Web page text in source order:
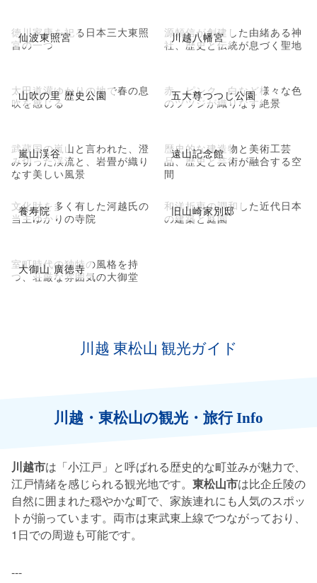
仙波東照宮
徳川家康を祀る日本三大東照
宮の一つ
川越八幡宮
源頼信が創建した由緒ある神
社、歴史と伝統が息づく聖地
山吹の里 歴史公園
太田道灌ゆかりの地で春の息
吹を感じる
五大尊つつじ公園
赤、ピンク、白など様々な色
のツツジが織りなす絶景
嵐山渓谷
武蔵国の嵐山と言われた、澄
み切った渓流と、岩畳が織り
なす美しい風景
遠山記念館
歴史的な建造物と美術工芸
品、歴史と芸術が融合する空
間
養寿院
文化財を多く有した河越氏の
当主ゆかりの寺院
旧山崎家別邸
和洋折衷の調和した近代日本
の建築と庭園
大御山 廣徳寺
室町時代の独特の風格を持
つ、荘厳な雰囲気の大御堂
川越 東松山 観光ガイド
川越・東松山の観光・旅行 Info
川越市は「小江戸」と呼ばれる歴史的な町並みが魅力で、
江戸情緒を感じられる観光地です。 東松山市は比企丘陵の
自然に囲まれた穏やかな町で、家族連れにも人気のスポッ
トが揃っています。両市は東武東上線でつながっており、
1日での周遊も可能です。
---